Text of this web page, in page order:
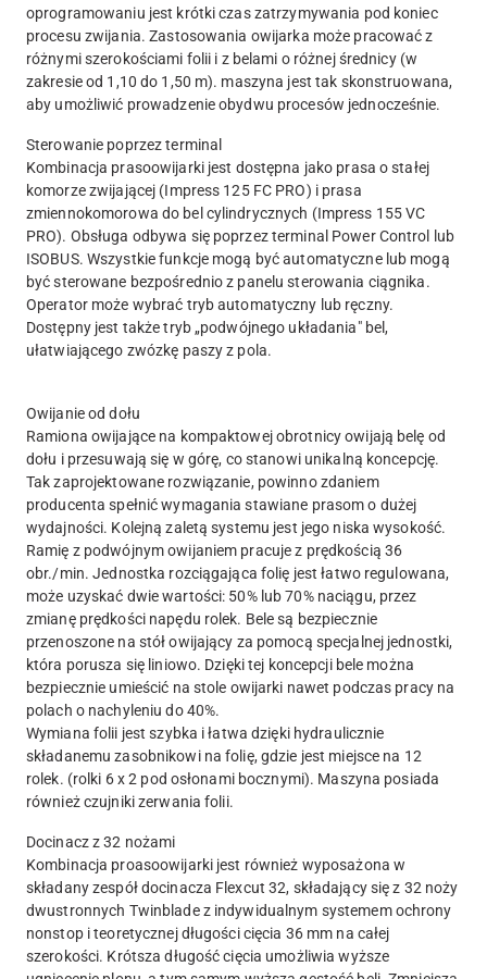
oprogramowaniu jest krótki czas zatrzymywania pod koniec
procesu zwijania. Zastosowania owijarka może pracować z
różnymi szerokościami folii i z belami o różnej średnicy (w
zakresie od 1,10 do 1,50 m). maszyna jest tak skonstruowana,
aby umożliwić prowadzenie obydwu procesów jednocześnie.
Sterowanie poprzez terminal
Kombinacja prasoowijarki jest dostępna jako prasa o stałej
komorze zwijającej (Impress 125 FC PRO) i prasa
zmiennokomorowa do bel cylindrycznych (Impress 155 VC
PRO). Obsługa odbywa się poprzez terminal Power Control lub
ISOBUS. Wszystkie funkcje mogą być automatyczne lub mogą
być sterowane bezpośrednio z panelu sterowania ciągnika.
Operator może wybrać tryb automatyczny lub ręczny.
Dostępny jest także tryb „podwójnego układania" bel,
ułatwiającego zwózkę paszy z pola.
Owijanie od dołu
Ramiona owijające na kompaktowej obrotnicy owijają belę od
dołu i przesuwają się w górę, co stanowi unikalną koncepcję.
Tak zaprojektowane rozwiązanie, powinno zdaniem
producenta spełnić wymagania stawiane prasom o dużej
wydajności. Kolejną zaletą systemu jest jego niska wysokość.
Ramię z podwójnym owijaniem pracuje z prędkością 36
obr./min. Jednostka rozciągająca folię jest łatwo regulowana,
może uzyskać dwie wartości: 50% lub 70% naciągu, przez
zmianę prędkości napędu rolek. Bele są bezpiecznie
przenoszone na stół owijający za pomocą specjalnej jednostki,
która porusza się liniowo. Dzięki tej koncepcji bele można
bezpiecznie umieścić na stole owijarki nawet podczas pracy na
polach o nachyleniu do 40%.
Wymiana folii jest szybka i łatwa dzięki hydraulicznie
składanemu zasobnikowi na folię, gdzie jest miejsce na 12
rolek. (rolki 6 x 2 pod osłonami bocznymi). Maszyna posiada
również czujniki zerwania folii.
Docinacz z 32 nożami
Kombinacja proasoowijarki jest również wyposażona w
składany zespół docinacza Flexcut 32, składający się z 32 noży
dwustronnych Twinblade z indywidualnym systemem ochrony
nonstop i teoretycznej długości cięcia 36 mm na całej
szerokości. Krótsza długość cięcia umożliwia wyższe